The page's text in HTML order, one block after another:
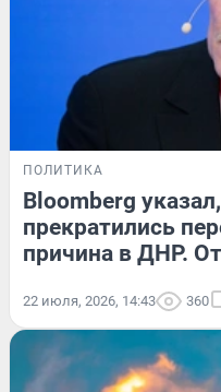
ПОЛИТИКА
Bloomberg
прекратились
причина в ДНР.
22 июля, 2026, 14:43 360